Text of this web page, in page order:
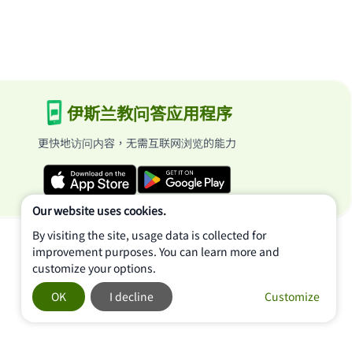
伊斯兰教问答应用程序
更快地访问内容，无需互联网浏览的能力
Our website uses cookies.
By visiting the site, usage data is collected for
improvement purposes. You can learn more and
customize your options.
Customize
I decline
OK